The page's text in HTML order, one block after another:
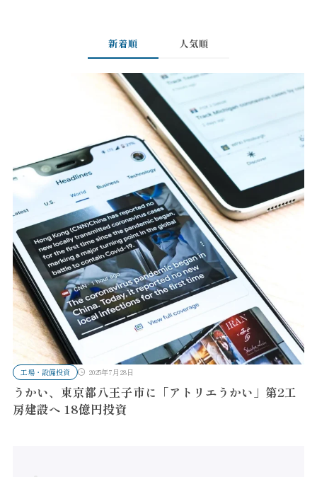
新着順 人気順
工場・設備投資 2025年7月28日
うかい、東京都八王子市に「アトリエうかい」第2工
房建設へ 18億円投資